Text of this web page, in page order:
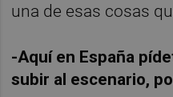
una de esas cosas
-Aquí en España
subir al escenario,